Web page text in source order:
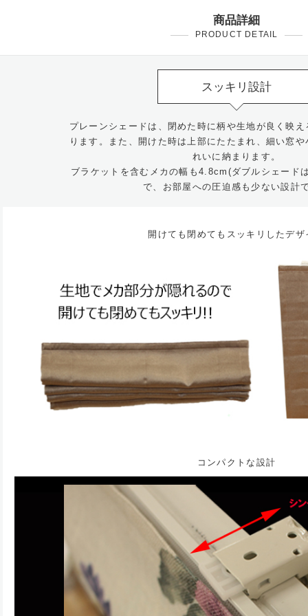
商品詳細
PRODUCT DETAIL
スッキリ設計
プレーンシェードは、閉めた時に柄や生地が良く映
ります。また、開けた時は上部にたたまれ、細い窓
れいに納まります。
ブラケットを含むメカの幅も4.8cm(ダブルシェード
で、お部屋への圧迫感も少ない設計
開けても閉めてもスッキリしたデザ
コンパクトな設計